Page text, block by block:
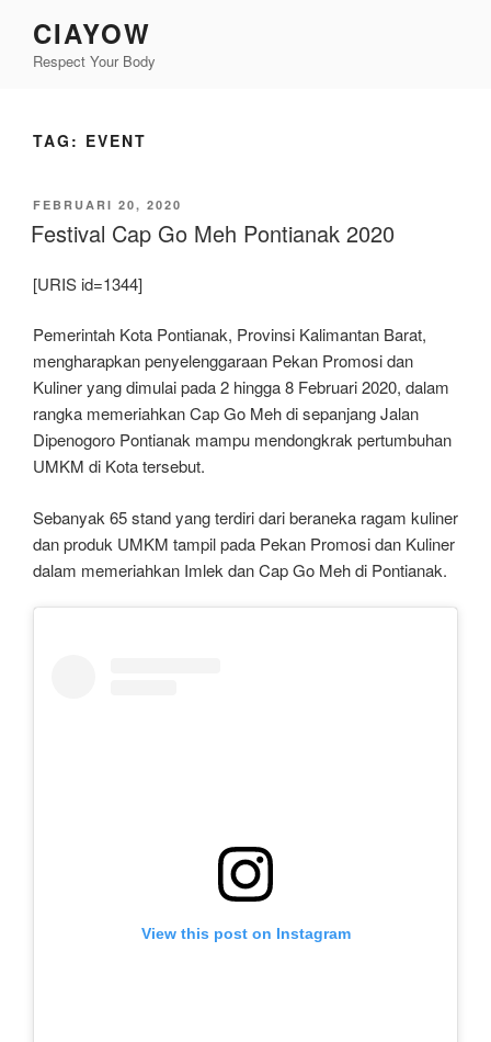
konten
CIAYOW
Respect Your Body
TAG: EVENT
DIPOSKAN
PADA
FEBRUARI 20, 2020
Festival Cap Go Meh Pontianak 2020
[URIS id=1344]
Pemerintah Kota Pontianak, Provinsi Kalimantan Barat,
mengharapkan penyelenggaraan Pekan Promosi dan
Kuliner yang dimulai pada 2 hingga 8 Februari 2020, dalam
rangka memeriahkan Cap Go Meh di sepanjang Jalan
Dipenogoro Pontianak mampu mendongkrak pertumbuhan
UMKM di Kota tersebut.
Sebanyak 65 stand yang terdiri dari beraneka ragam kuliner
dan produk UMKM tampil pada Pekan Promosi dan Kuliner
dalam memeriahkan Imlek dan Cap Go Meh di Pontianak.
View this post on Instagram